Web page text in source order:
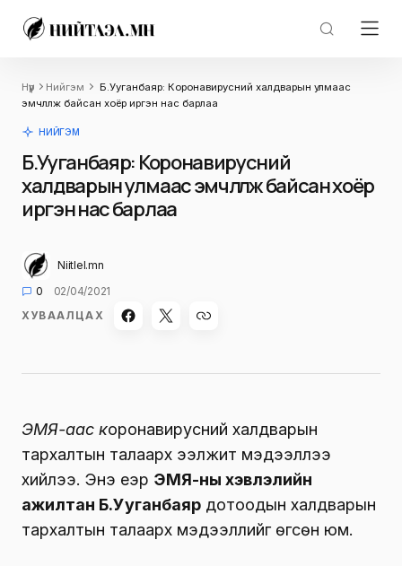
Нүүр Нийгэм
Б.Ууганбаяр: Коронавирусний халдварын улмаас
эмчлүүлж байсан хоёр иргэн нас барлаа
НИЙГЭМ
Б.Ууганбаяр: Коронавирусний
халдварын улмаас эмчлүүлж байсан хоёр
иргэн нас барлаа
Niitlel.mn
0
02/04/2021
ХУВААЛЦАХ
ЭМЯ-аас коронавирусний халдварын
тархалтын талаарх ээлжит мэдээллээ
хийлээ. Энэ үеэр ЭМЯ-ны хэвлэлийн
ажилтан Б.Ууганбаяр дотоодын халдварын
тархалтын талаарх мэдээллийг өгсөн юм.